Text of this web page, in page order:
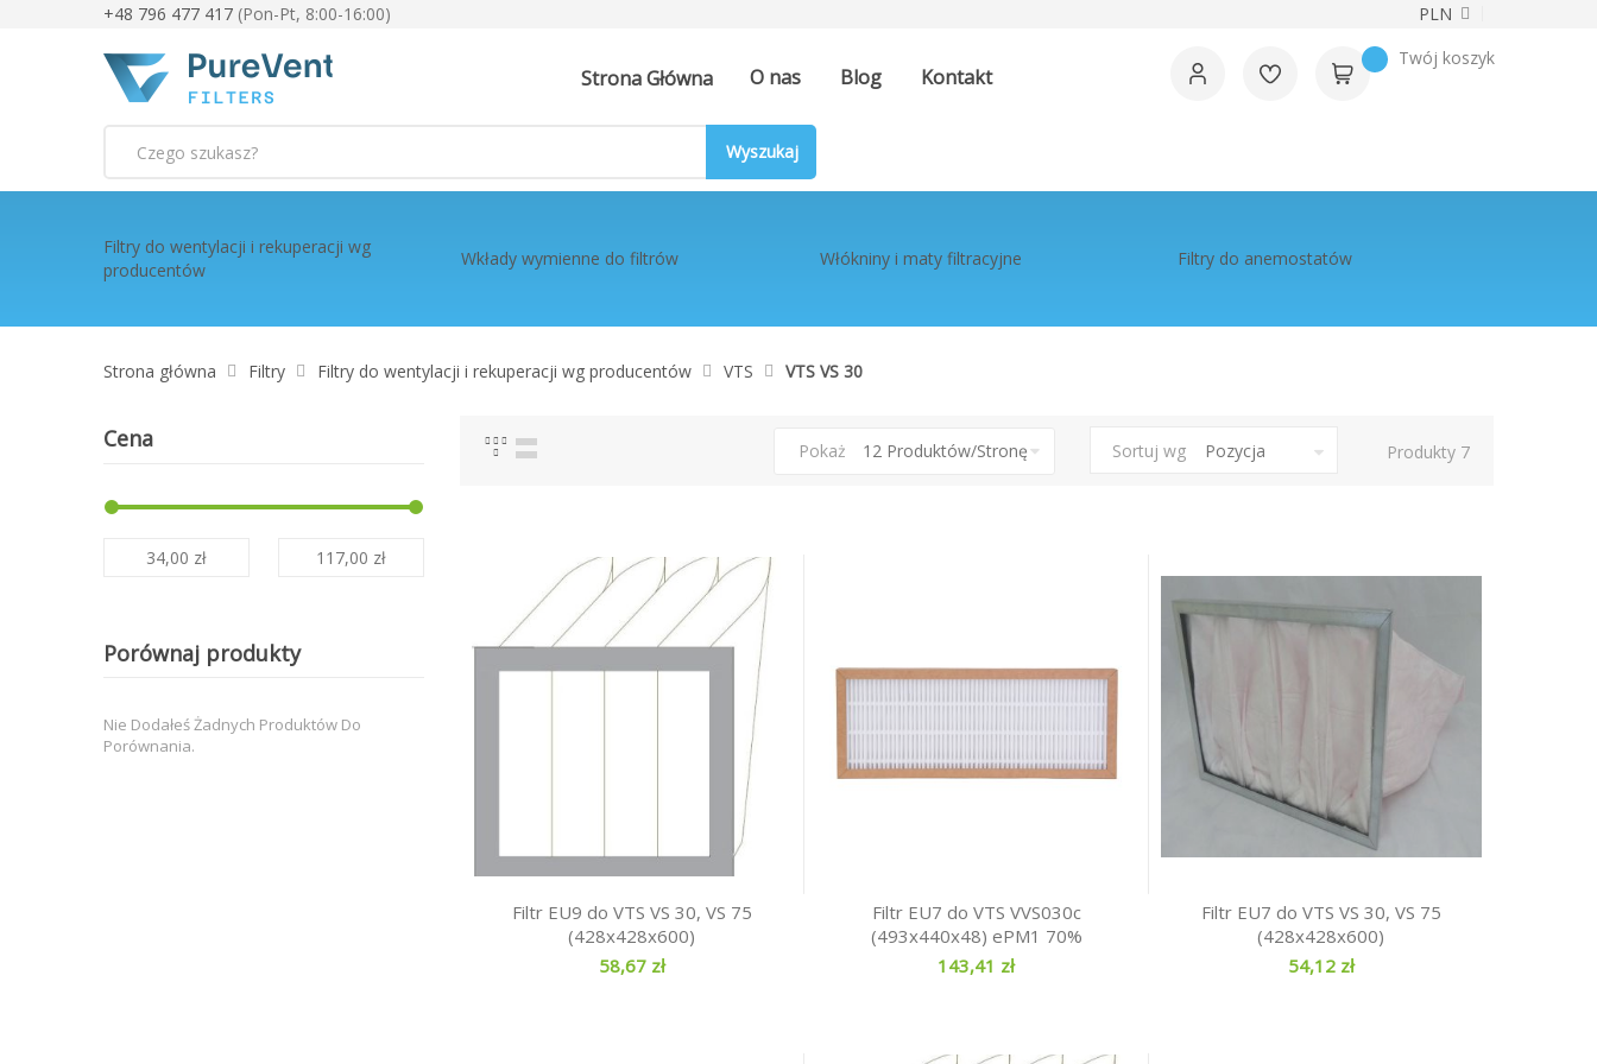
+48 796 477 417 (Pon-Pt, 8:00-16:00) Waluta
PLN
Strona Główna O nas Blog Kontakt
Twój koszyk
Filtry do wentylacji i rekuperacji wg
producentów
Wkłady wymienne do filtrów Włókniny i maty filtracyjne Filtry do anemostatów
Strona główna Filtry Filtry do wentylacji i rekuperacji wg producentów VTS VTS VS 30
Siatka
Lista Pokaż Sortuj wg Produkty 7
Filtr EU9 do VTS VS 30, VS 75
(428x428x600)
58,67 zł
Filtr EU7 do VTS VVS030c
(493x440x48) ePM1 70%
143,41 zł
Filtr EU7 do VTS VS 30, VS 75
(428x428x600)
54,12 zł
Cena
34,00 zł 117,00 zł
Porównaj produkty
Nie Dodałeś Żadnych Produktów Do
Porównania.